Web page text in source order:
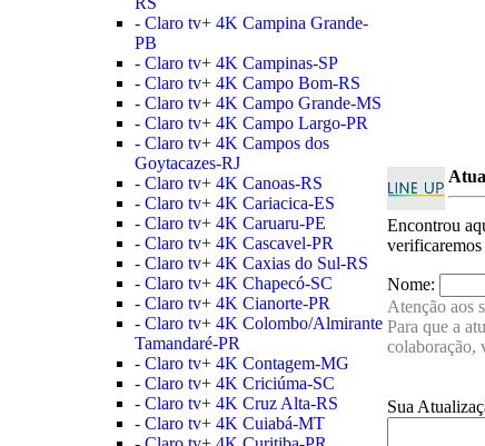
- Claro tv+ 4K Campina Grande-
PB
- Claro tv+ 4K Campinas-SP
- Claro tv+ 4K Campo Bom-RS
- Claro tv+ 4K Campo Grande-MS
- Claro tv+ 4K Campo Largo-PR
- Claro tv+ 4K Campos dos
Goytacazes-RJ
- Claro tv+ 4K Canoas-RS
- Claro tv+ 4K Cariacica-ES
- Claro tv+ 4K Caruaru-PE
- Claro tv+ 4K Cascavel-PR
- Claro tv+ 4K Caxias do Sul-RS
- Claro tv+ 4K Chapecó-SC
- Claro tv+ 4K Cianorte-PR
- Claro tv+ 4K Colombo/Almirante
Tamandaré-PR
- Claro tv+ 4K Contagem-MG
- Claro tv+ 4K Criciúma-SC
- Claro tv+ 4K Cruz Alta-RS
- Claro tv+ 4K Cuiabá-MT
Encontrou
verificaremos
Nome:
Atenção aos
Para que a
colaboração,
Sua